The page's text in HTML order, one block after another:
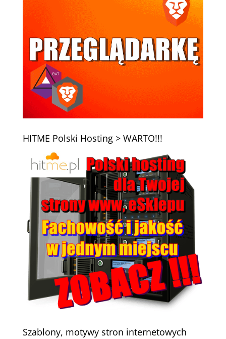
HITME Polski Hosting > WARTO!!!
Szablony, motywy stron internetowych